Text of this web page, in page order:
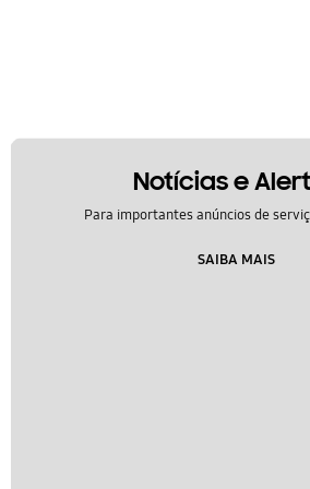
Notícias e
Para importantes anúncios de
SAIBA MAIS